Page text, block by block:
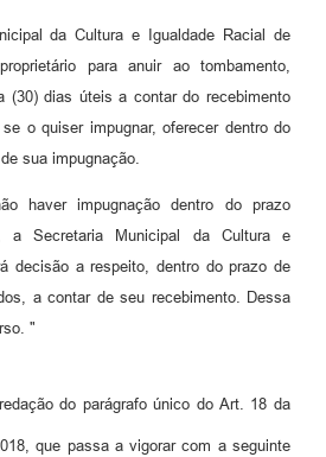
da Cultura e Igualdade Racial de
para anuir ao tombamento,
(30) dias úteis a contar do recebimento
o quiser impugnar, oferecer dentro do
sua impugnação.
haver impugnação dentro do prazo
a Secretaria Municipal da Cultura e
decisão a respeito, dentro do prazo de
a contar de seu recebimento. Dessa
"
do parágrafo único do Art. 18 da
que passa a vigorar com a seguinte